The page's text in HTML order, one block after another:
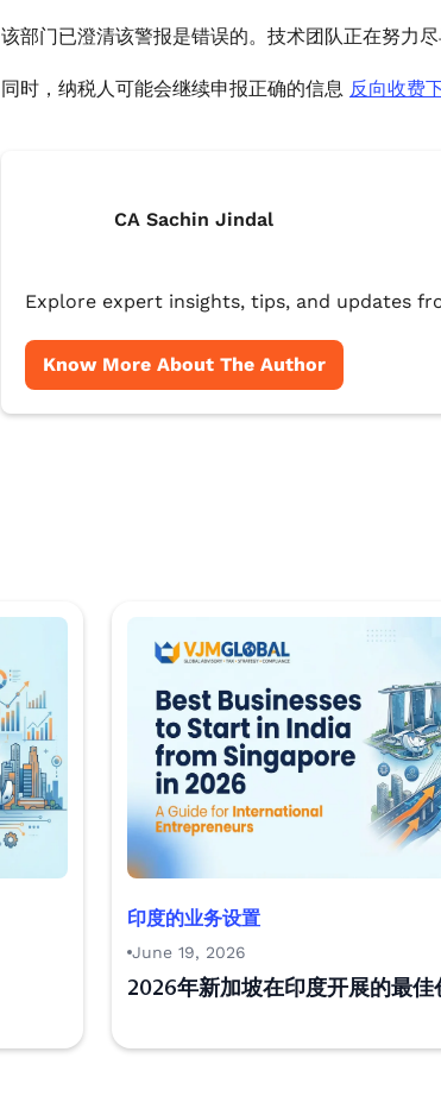
该部门已澄清该警报是错误的。技术团队正在努力尽
同时，纳税人可能会继续申报正确的信息 反向收费
CA Sachin Jindal
Explore expert insights, tips, and updates
Know More About The Author
印度的业务设置
June 19, 2026
2026年新加坡在印度开展的最佳